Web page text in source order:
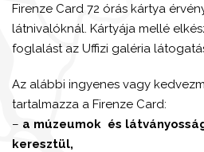
Firenze Card 72 órás kártya
látnivalóknál. Kártyája mellé
foglalást az Uffizi galéria
Az alábbi ingyenes vagy
tartalmazza a Firenze Card:
– a múzeumok és
keresztül,